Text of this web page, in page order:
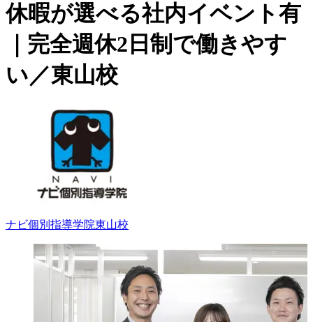
休暇が選べる社内イベント有
｜完全週休2日制で働きやす
い／東山校
ナビ個別指導学院東山校